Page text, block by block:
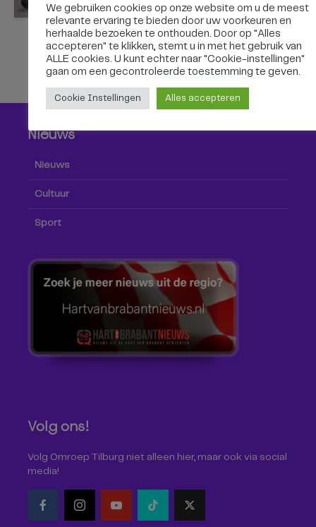
Nieuws
Nieuws
Cultuur
Sport
Volg ons!
Volg Omroep Tilburg niet alleen hier, maar ook via social
media!
We gebruiken cookies op onze website om u de meest
relevante ervaring te bieden door uw voorkeuren en
herhaalde bezoeken te onthouden. Door op "Alles
accepteren" te klikken, stemt u in met het gebruik van
ALLE cookies. U kunt echter naar "Cookie-instellingen"
gaan om een ​​gecontroleerde toestemming te geven.
Cookie Instellingen Alles accepteren